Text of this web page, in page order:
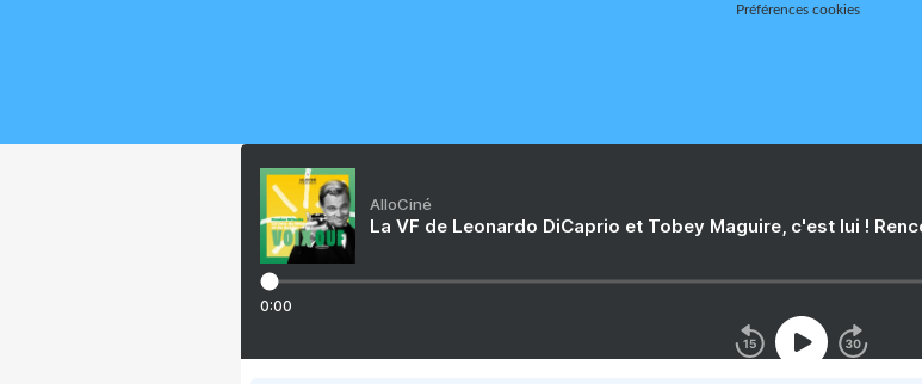
Préférences cookies
AlloCiné
La VF de Leonardo DiCaprio et Tobey Maguire, c'est lui !
0:00